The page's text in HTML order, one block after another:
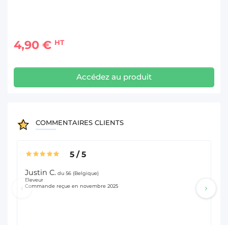
4,90 € HT
Accédez au produit
COMMENTAIRES CLIENTS
5/5
Justin C. du 56 (Belgique)
Eleveur
Commande reçue en novembre 2025